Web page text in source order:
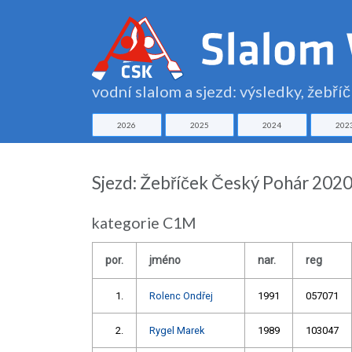
vodní slalom a sjezd: výsledky,
2026 2025 2024
Sjezd: Žebříček Český Pohár 2020
kategorie C1M
por. jméno nar. reg
1. Rolenc Ondřej 1991 057071
2. Rygel Marek 1989 103047